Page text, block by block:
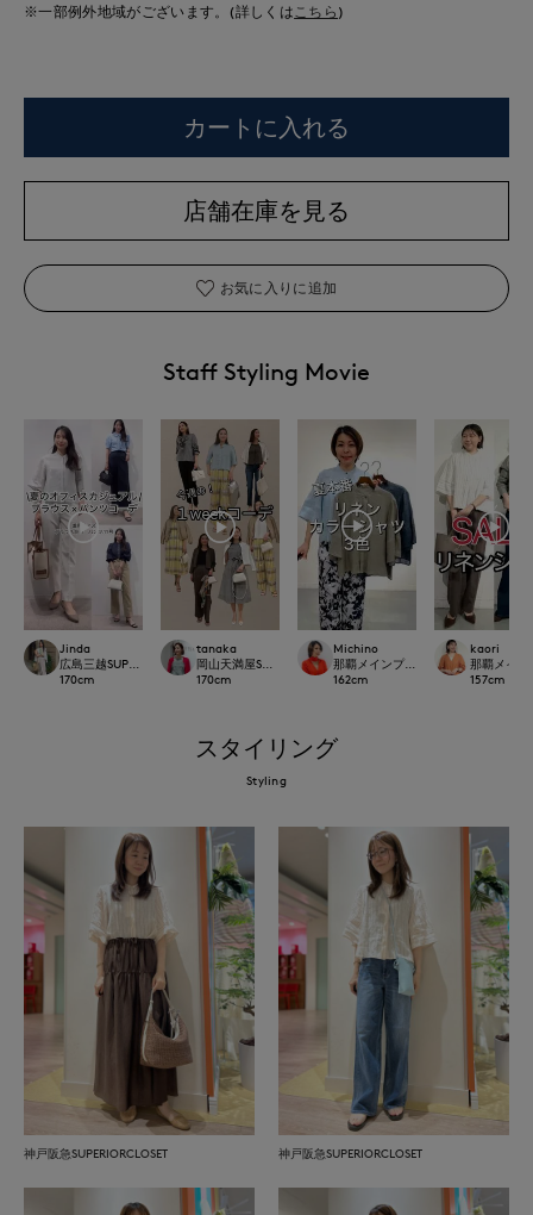
※一部例外地域がございます。(詳しくは こちら )
カートに入れる
店舗在庫を見る
お気に入りに追加
Staff Styling Movie
Jinda
広島三越SUPERIORCLOSET
170cm
tanaka
岡山天満屋SUPERIORCLOSET
170cm
Michino
那覇メインプレイス
162cm
kaori
那覇メイ
157cm
スタイリング
Styling
神戸阪急SUPERIORCLOSET 神戸阪急SUPERIORCLOSET